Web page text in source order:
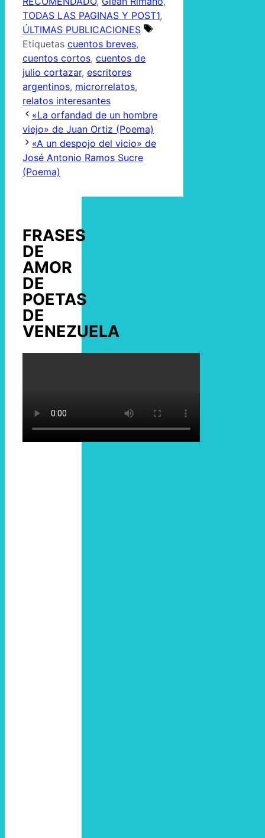
TODAS LAS PAGINAS Y POST1,
ÚLTIMAS PUBLICACIONES
Etiquetas cuentos breves,
cuentos cortos, cuentos de
julio cortazar, escritores
argentinos, microrrelatos,
relatos interesantes
«La orfandad de un hombre
viejo» de Juan Ortiz (Poema)
«A un despojo del vicio» de
José Antonio Ramos Sucre
(Poema)
FRASES
DE
AMOR
DE
POETAS
DE
VENEZUELA